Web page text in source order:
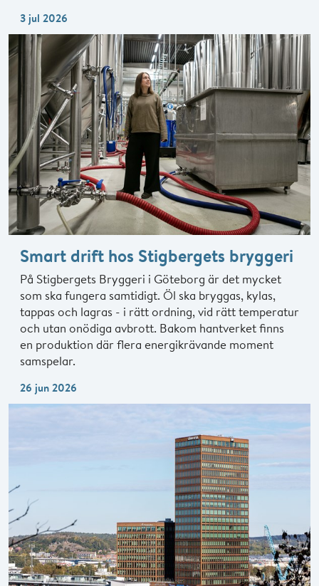
3 jul 2026
Smart drift hos Stigbergets bryggeri
På Stigbergets Bryggeri i Göteborg är det mycket
som ska fungera samtidigt. Öl ska bryggas, kylas,
tappas och lagras - i rätt ordning, vid rätt temperatur
och utan onödiga avbrott. Bakom hantverket finns
en produktion där flera energikrävande moment
samspelar.
26 jun 2026